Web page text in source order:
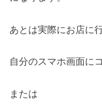
あとは実際にお店に
自分のスマホ画面に
または